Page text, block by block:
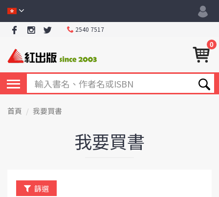
2540 7517
0
首頁 我要買書
我要買書
篩選